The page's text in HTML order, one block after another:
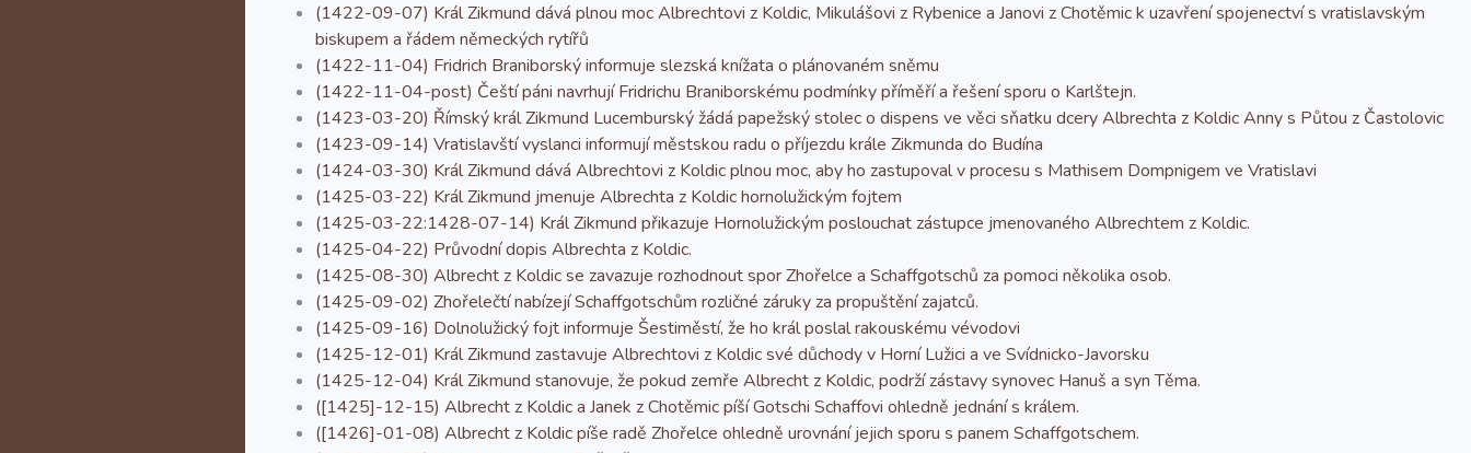
(1422-09-07) Král Zikmund dává plnou moc Albrechtovi z Koldic, Mikulášovi z Rybenice a Janovi z Chotěmic k uzavření spojenectví s vratislavským
biskupem a řádem německých rytířů
(1422-11-04) Fridrich Braniborský informuje slezská knížata o plánovaném sněmu
(1422-11-04-post) Čeští páni navrhují Fridrichu Braniborskému podmínky příměří a řešení sporu o Karlštejn.
(1423-03-20) Římský král Zikmund Lucemburský žádá papežský stolec o dispens ve věci sňatku dcery Albrechta z Koldic Anny s Půtou z Častolovic
(1423-09-14) Vratislavští vyslanci informují městskou radu o příjezdu krále Zikmunda do Budína
(1424-03-30) Král Zikmund dává Albrechtovi z Koldic plnou moc, aby ho zastupoval v procesu s Mathisem Dompnigem ve Vratislavi
(1425-03-22) Král Zikmund jmenuje Albrechta z Koldic hornolužickým fojtem
(1425-03-22:1428-07-14) Král Zikmund přikazuje Hornolužickým poslouchat zástupce jmenovaného Albrechtem z Koldic.
(1425-04-22) Průvodní dopis Albrechta z Koldic.
(1425-08-30) Albrecht z Koldic se zavazuje rozhodnout spor Zhořelce a Schaffgotschů za pomoci několika osob.
(1425-09-02) Zhořelečtí nabízejí Schaffgotschům rozličné záruky za propuštění zajatců.
(1425-09-16) Dolnolužický fojt informuje Šestiměstí, že ho král poslal rakouskému vévodovi
(1425-12-01) Král Zikmund zastavuje Albrechtovi z Koldic své důchody v Horní Lužici a ve Svídnicko-Javorsku
(1425-12-04) Král Zikmund stanovuje, že pokud zemře Albrecht z Koldic, podrží zástavy synovec Hanuš a syn Těma.
([1425]-12-15) Albrecht z Koldic a Janek z Chotěmic píší Gotschi Schaffovi ohledně jednání s králem.
([1426]-01-08) Albrecht z Koldic píše radě Zhořelce ohledně urovnání jejich sporu s panem Schaffgotschem.